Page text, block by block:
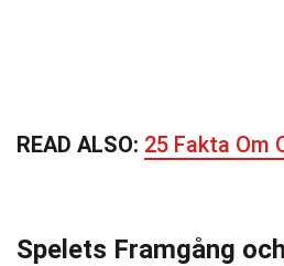
READ ALSO: 25 Fakta Om
Spelets Framgång